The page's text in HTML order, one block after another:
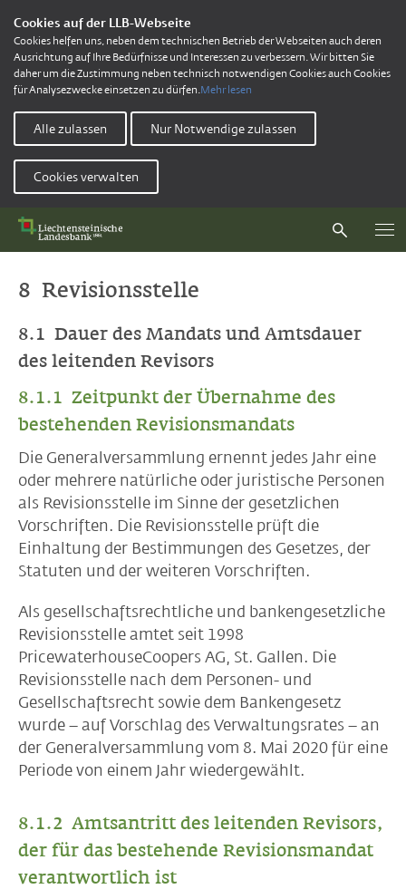
Cookies auf der LLB-Webseite
Cookies helfen uns, neben dem technischen Betrieb der Webseiten auch deren
Ausrichtung auf Ihre Bedürfnisse und Interessen zu verbessern. Wir bitten Sie
daher um die Zustimmung neben technisch notwendigen Cookies auch Cookies
für Analysezwecke einsetzen zu dürfen.Mehr lesen
Alle zulassen Nur Notwendige zulassen
Cookies verwalten
8 Revisionsstelle
8.1 Dauer des Mandats und Amtsdauer
des leitenden Revisors
8.1.1 Zeitpunkt der Übernahme des
bestehenden Revisionsmandats
Die Generalversammlung ernennt jedes Jahr eine
oder mehrere natürliche oder juristische Personen
als Revisionsstelle im Sinne der gesetzlichen
Vorschriften. Die Revisionsstelle prüft die
Einhaltung der Bestimmungen des Gesetzes, der
Statuten und der weiteren Vorschriften.
Als gesellschaftsrechtliche und bankengesetzliche
Revisionsstelle amtet seit 1998
PricewaterhouseCoopers AG, St. Gallen. Die
Revisionsstelle nach dem Personen- und
Gesellschaftsrecht sowie dem Bankengesetz
wurde – auf Vorschlag des Verwaltungsrates – an
der Generalversammlung vom 8. Mai 2020 für eine
Periode von einem Jahr wiedergewählt.
8.1.2 Amtsantritt des leitenden Revisors,
der für das bestehende Revisionsmandat
verantwortlich ist